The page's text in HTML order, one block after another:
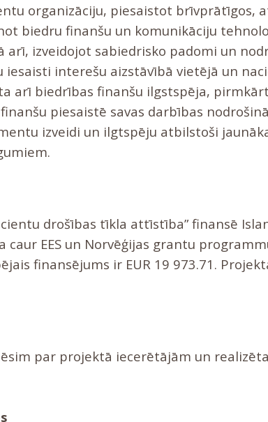
organizāciju, piesaistot brīvprātīgos,
biedru finanšu un komunikāciju
arī, izveidojot sabiedrisko padomi un
iesaisti interešu aizstāvībā vietējā un
arī biedrības finanšu ilgstspēja,
piesaistē savas darbības
izveidi un ilgtspēju atbilstoši
drošības tīkla attīstība” finansē
EES un Norvēģijas grantu
finansējums ir EUR 19 973.71.
par projektā iecerētājām un